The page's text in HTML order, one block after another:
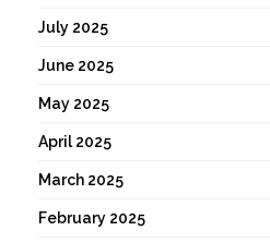
July 2025
June 2025
May 2025
April 2025
March 2025
February 2025